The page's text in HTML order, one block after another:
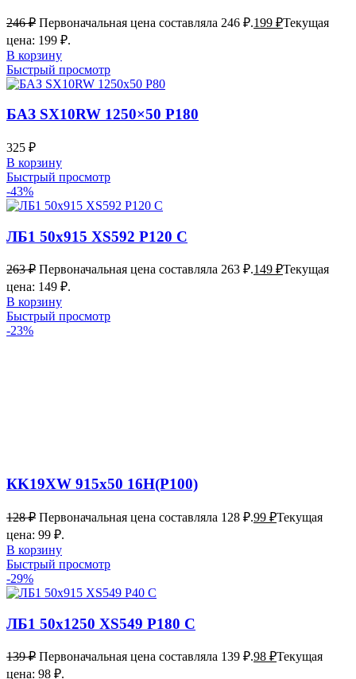
246₽ Первоначальная цена составляла 246 ₽.199 ₽Текущая
цена: 199 ₽.
В корзину
Быстрый просмотр
БАЗ SX10RW 1250×50 P180
325 ₽
В корзину
Быстрый просмотр
-43%
ЛБ1 50х915 XS592 P120 C
263₽ Первоначальная цена составляла 263 ₽.149 ₽Текущая
цена: 149 ₽.
В корзину
Быстрый просмотр
-23%
КK19XW 915х50 16Н(P100)
128₽ Первоначальная цена составляла 128 ₽.99 ₽Текущая
цена: 99 ₽.
В корзину
Быстрый просмотр
-29%
ЛБ1 50х1250 XS549 P180 С
139₽ Первоначальная цена составляла 139 ₽.98 ₽Текущая
цена: 98 ₽.